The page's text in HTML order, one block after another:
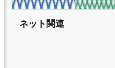
ネット関連